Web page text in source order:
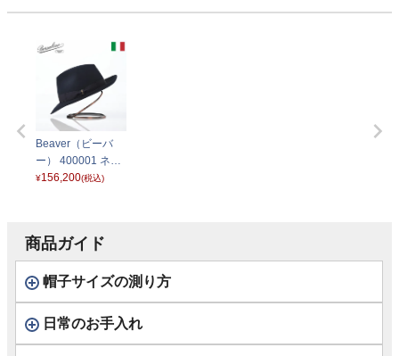
Beaver（ビーバ
ー） 400001 ネイ
ビー
¥156,200(税込)
商品ガイド
帽子サイズの測り方
日常のお手入れ